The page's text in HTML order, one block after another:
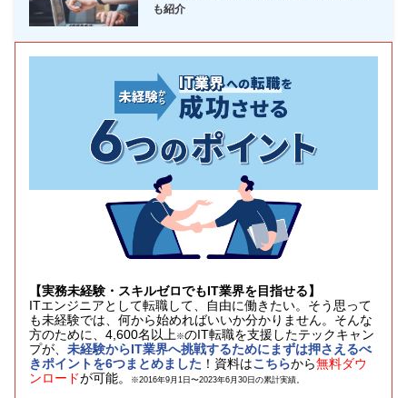
も紹介
【実務未経験・スキルゼロでもIT業界を目指せる】
ITエンジニアとして転職して、自由に働きたい。そう思って
も未経験では、何から始めればいいか分かりません。そんな
方のために、4,600名以上 ※のIT転職を支援したテックキャン
プが、 未経験からIT業界へ挑戦するためにまずは押さえるべ
きポイントを6つまとめました ！資料はこちらから無料ダウ
ンロードが可能。 ※2016年9月1日〜2023年6月30日の累計実績。